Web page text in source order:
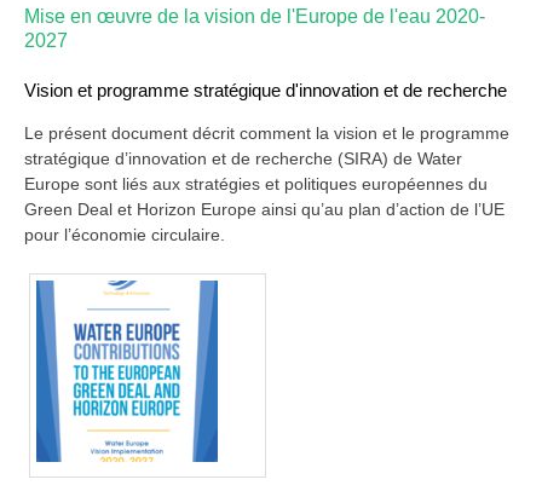
Mise en œuvre de la vision de l'Europe de l'eau 2020-
2027
Vision et programme stratégique d'innovation et de recherche
Le présent document décrit comment la vision et le programme
stratégique d’innovation et de recherche (SIRA) de Water
Europe sont liés aux stratégies et politiques européennes du
Green Deal et Horizon Europe ainsi qu’au plan d’action de l’UE
pour l’économie circulaire.